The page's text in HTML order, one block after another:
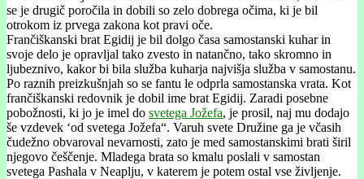
se je drugič poročila in dobili so zelo dobrega očima, ki je bil
otrokom iz prvega zakona kot pravi oče.
Frančiškanski brat Egidij je bil dolgo časa samostanski kuhar in
svoje delo je opravljal tako zvesto in natančno, tako skromno in
ljubeznivo, kakor bi bila služba kuharja najvišja služba v samostanu.
Po raznih preizkušnjah so se fantu le odprla samostanska vrata. Kot
frančiškanski redovnik je dobil ime brat Egidij. Zaradi posebne
pobožnosti, ki jo je imel do svetega Jožefa, je prosil, naj mu dodajo
še vzdevek ‘od svetega Jožefa“. Varuh svete Družine ga je včasih
čudežno obvaroval nevarnosti, zato je med samostanskimi brati širil
njegovo češčenje. Mladega brata so kmalu poslali v samostan
svetega Pashala v Neaplju, v katerem je potem ostal vse življenje.